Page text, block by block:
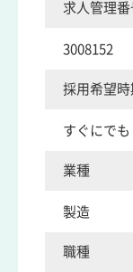
求人管理番
3008152
採用希望時
すぐにでも
業種
製造
職種